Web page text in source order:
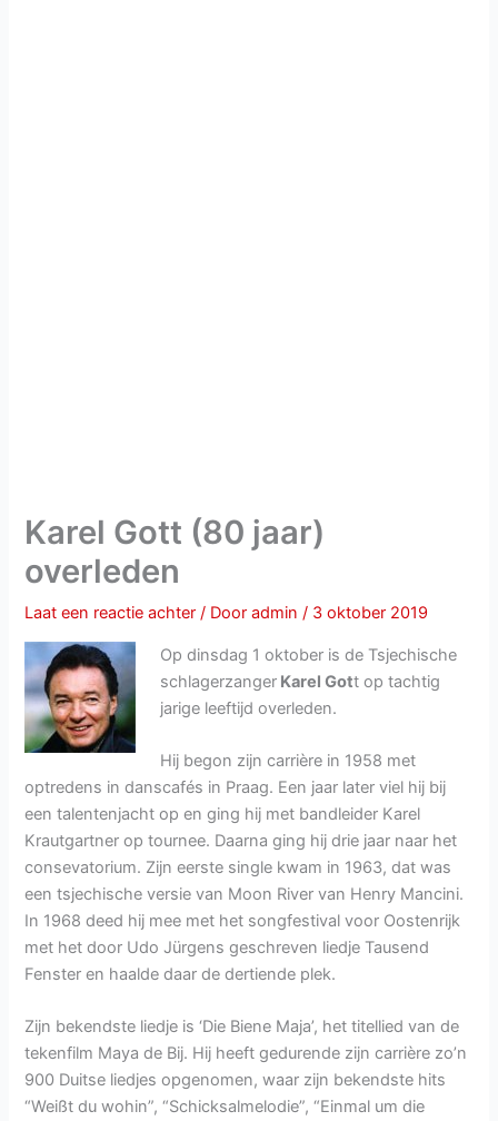
Karel Gott (80 jaar)
overleden
Laat een reactie achter / Dooradmin/ 3 oktober 2019
Op dinsdag 1 oktober is de Tsjechische
schlagerzanger Karel Gott op tachtig
jarige leeftijd overleden.
Hij begon zijn carrière in 1958 met
optredens in danscafés in Praag. Een jaar later viel hij bij
een talentenjacht op en ging hij met bandleider Karel
Krautgartner op tournee. Daarna ging hij drie jaar naar het
consevatorium. Zijn eerste single kwam in 1963, dat was
een tsjechische versie van Moon River van Henry Mancini.
In 1968 deed hij mee met het songfestival voor Oostenrijk
met het door Udo Jürgens geschreven liedje Tausend
Fenster en haalde daar de dertiende plek.
Zijn bekendste liedje is ‘Die Biene Maja’, het titellied van de
tekenfilm Maya de Bij. Hij heeft gedurende zijn carrière zo’n
900 Duitse liedjes opgenomen, waar zijn bekendste hits
“Weißt du wohin”, “Schicksalmelodie”, “Einmal um die